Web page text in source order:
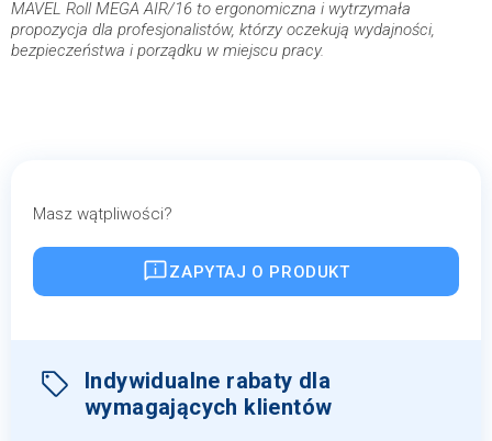
MAVEL Roll MEGA AIR/16 to ergonomiczna i wytrzymała
propozycja dla profesjonalistów, którzy oczekują wydajności,
bezpieczeństwa i porządku w miejscu pracy.
Masz wątpliwości?
ZAPYTAJ O PRODUKT
Indywidualne rabaty dla
wymagających klientów